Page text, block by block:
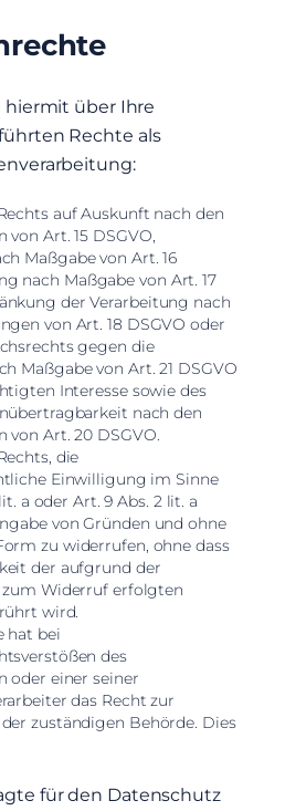
hiermit über Ihre
Rechte als
auf Auskunft nach den
von Art. 15 DSGVO,
Maßgabe von Art. 16
nach Maßgabe von Art. 17
der Verarbeitung nach
von Art. 18 DSGVO oder
gegen die
Maßgabe von Art. 21 DSGVO
Interesse sowie des
nach den
von Art. 20 DSGVO.
die
Einwilligung im Sinne
a oder Art. 9 Abs. 2 lit. a
von Gründen und ohne
zu widerrufen, ohne dass
der aufgrund der
Widerruf erfolgten
wird.
hat bei
des
oder einer seiner
das Recht zur
zuständigen Behörde. Dies
für den Datenschutz